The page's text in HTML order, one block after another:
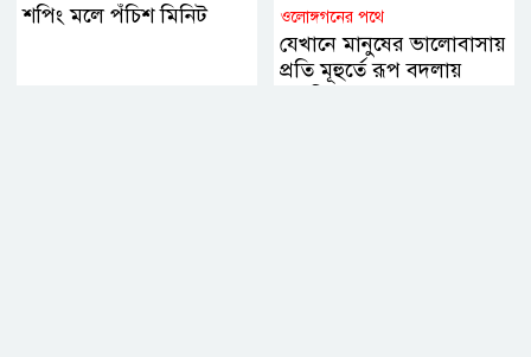
শপিং মলে পঁচিশ মিনিট ওলোঙ্গগনের পথে
যেখানে মানুষের ভালোবাসায়
প্রতি মূহুর্তে রূপ বদলায়